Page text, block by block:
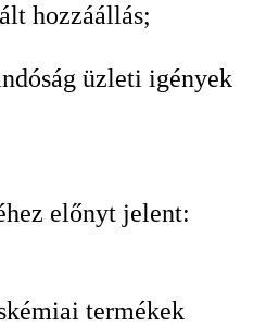
hozzáállás;
üzleti igények
előnyt jelent:
termékek